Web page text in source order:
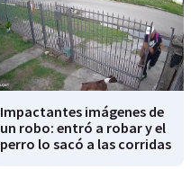
Impactantes imágenes de
un robo: entró a robar y el
perro lo sacó a las corridas